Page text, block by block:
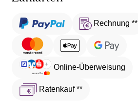
Rechnung **
Online-Überweisung
Ratenkauf **